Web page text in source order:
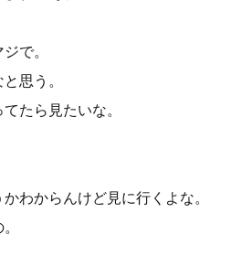
で。
思う。
たら見たいな。
わからんけど見に行くよな。